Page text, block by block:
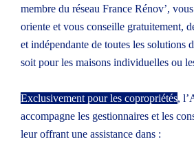
membre du réseau France Rénov’,
oriente et vous conseille gratuitement,
et indépendante de toutes les solutions
soit pour les maisons individuelles ou
Exclusivement pour les copropriétés,
accompagne les gestionnaires et les
leur offrant une assistance dans :